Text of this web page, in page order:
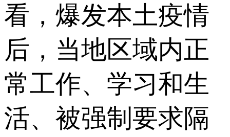
看，爆发本土疫情
后，当地区域内正
常工作、学习和生
活、被强制要求隔